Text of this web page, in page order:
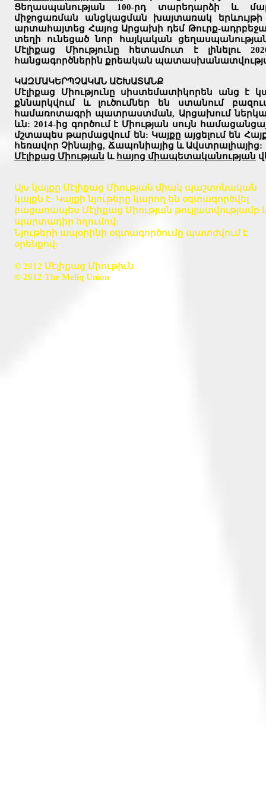
Ցեղասպանության 100-րդ տարեդարձի և
միջոցառման անցկացման խայտառակ երևույթի
արտահայտեց Հայոց Արցախի դեմ Թուրք-
տեղի ունեցած նոր հայկական
Մէլիքաց Միությունը հետամուտ է
հանցագործներին քրեական
ԿԱԶՄԱԿԵՐՊՉԱԿԱՆ ԱՇԽԱՏԱՆՔ
Մէլիքաց Միությունը սիստեմատիկորեն անց է
քննարկվում և լուծումներ են ստանում
համառոտագրի պատրաստման, Արցախում
ևն: 2014-ից գործում է Միության սույն
մշտապես թարմացվում են: Կայքը այցելում են
հեռավոր Չինայից, Ճապոնիայից և
Մէլիքաց Միության և հայոց միապետականության
Այս կայքը Մէլիքաց Միության միակ պաշտոնական
կայքն է: Կայքի նյութերը կարող են օգտագործվել
բացառապես Մէլիքաց Միության թույլատվությամբ
պարտադիր հղումով:
Նյութերի ապօրինի օգտագործումը պատժվում է
օրենքով:
© 2012 Մէլիքաց Միութիւն
© 2012 The Meliq Union